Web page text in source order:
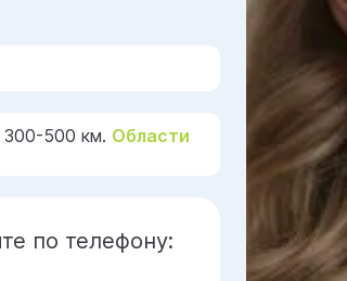
300-500 км. Области
по телефону: